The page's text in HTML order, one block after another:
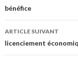
articles
bénéfice
ARTICLE SUIVANT
licenciement